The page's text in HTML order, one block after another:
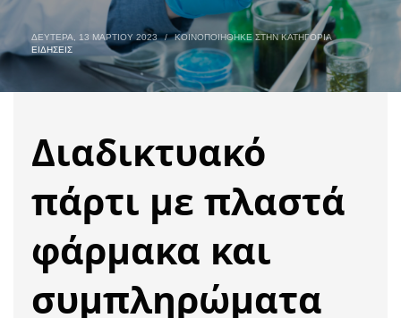
ΔΕΥΤΈΡΑ, 13 ΜΑΡΤΊΟΥ 2023 /
ΚΟΙΝΟΠΟΙΉΘΗΚΕ ΣΤΗΝ ΚΑΤΗΓΟΡΊΑ
ΕΙΔΉΣΕΙΣ
Διαδικτυακό
πάρτι με πλαστά
φάρμακα και
συμπληρώματα